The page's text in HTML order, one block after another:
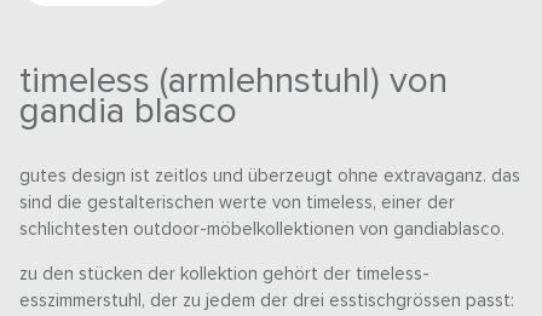
timeless (armlehnstuhl) von
gandia blasco
gutes design ist zeitlos und überzeugt ohne extravaganz. das
sind die gestalterischen werte von timeless, einer der
schlichtesten outdoor-möbelkollektionen von gandiablasco.
zu den stücken der kollektion gehört der timeless-
esszimmerstuhl, der zu jedem der drei esstischgrössen passt: